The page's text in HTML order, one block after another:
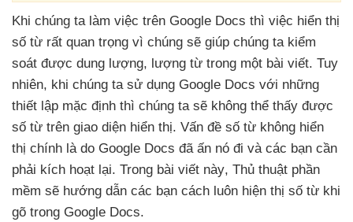
Khi chúng ta làm việc trên Google Docs thì việc hiển thị
số từ rất quan trọng vì chúng sẽ giúp chúng ta kiểm
soát được dung lượng, lượng từ trong một bài viết. Tuy
nhiên, khi chúng ta sử dụng Google Docs với những
thiết lập mặc định thì chúng ta sẽ không thể thấy được
số từ trên giao diện hiển thị. Vấn đề số từ không hiển
thị chính là do Google Docs đã ấn nó đi và các bạn cần
phải kích hoạt lại. Trong bài viết này, Thủ thuật phần
mềm sẽ hướng dẫn các bạn cách luôn hiện thị số từ khi
gõ trong Google Docs.